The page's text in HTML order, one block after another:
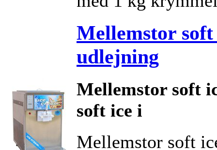
Mellemstor
udlejning
Mellemstor soft
soft ice i
Mellemstor soft